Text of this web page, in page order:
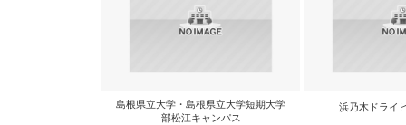
島根県立大学・島根県立大学短期大学
部松江キャンパス
浜乃木ドライ